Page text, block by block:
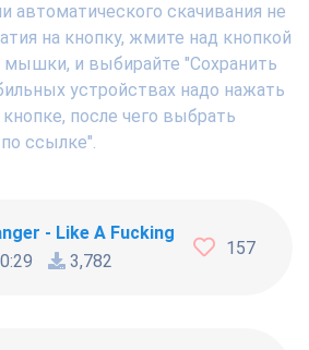
автоматического скачивания не
на кнопку, жмите над кнопкой
и выбирайте "Сохранить
устройствах надо нажать
после чего выбрать
ссылке".
- Like A Fucking Newbie
3,782
157